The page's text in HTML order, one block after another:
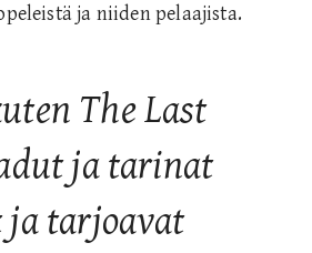
ja niiden pelaajista.
The Last
ja tarinat
ja tarjoavat